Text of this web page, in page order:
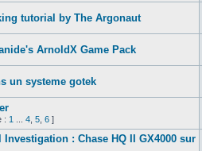
tutorial by The Argonaut
ArnoldX Game Pack
un systeme gotek
: 1 4 5 6 ]
: Chase HQ II GX4000 sur